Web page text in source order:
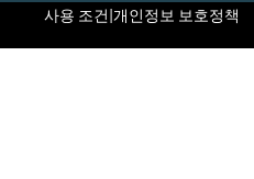
사용 조건|개인정보 보호정책